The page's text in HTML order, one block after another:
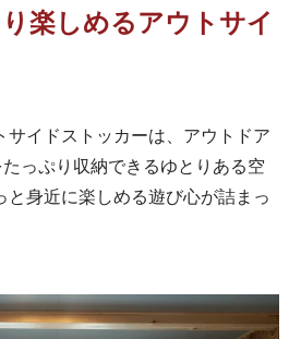
楽しめるアウトサイ
サイドストッカーは、アウトドア
っぷり収納できるゆとりある空
と身近に楽しめる遊び心が詰まっ